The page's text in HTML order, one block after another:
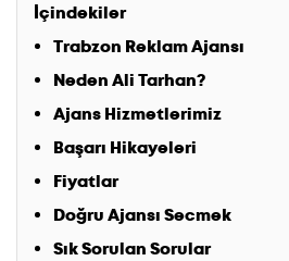
İçindekiler
Trabzon Reklam Ajansı
Neden Ali Tarhan?
Ajans Hizmetlerimiz
Başarı Hikayeleri
Fiyatlar
Doğru Ajansı Secmek
Sık Sorulan Sorular